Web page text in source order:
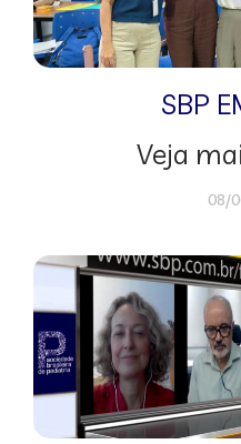
SBP
Veja
08/